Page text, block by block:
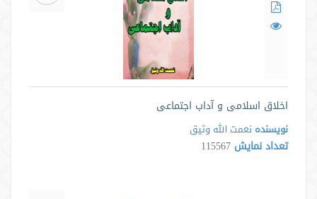
اخلاق اسلامی و آداب اجتماعی
نویسنده نعمت الله وثیق
تعداد نمایش 115567